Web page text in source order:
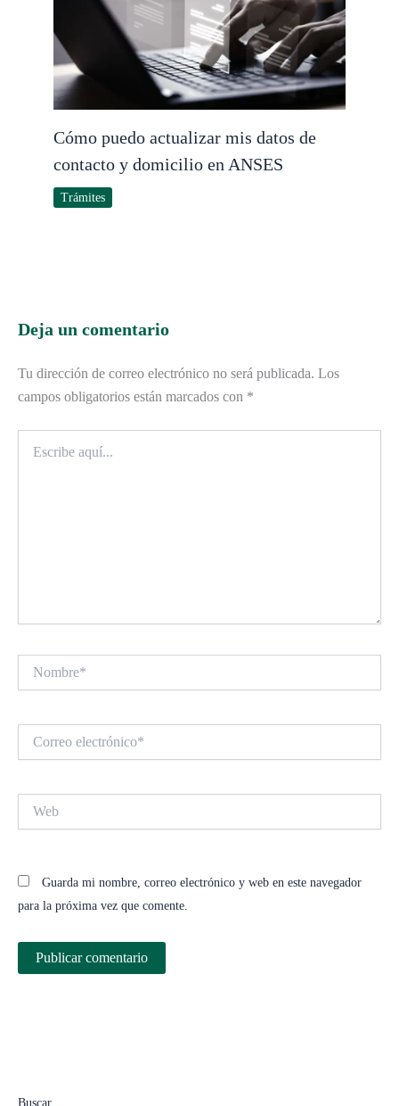
Cómo puedo actualizar mis datos de
contacto y domicilio en ANSES
Trámites
Deja un comentario
Tu dirección de correo electrónico no será publicada. Los
campos obligatorios están marcados con *
aquí...
electrónico*
Guarda mi nombre, correo electrónico y web en este navegador
para la próxima vez que comente.
Buscar